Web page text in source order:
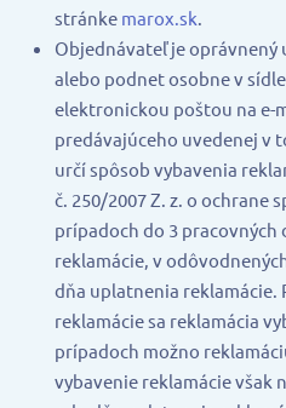
stránke marox.sk.
Objednávateľ je
alebo podnet osobne v
elektronickou poštou na e-
predávajúceho uvedenej v
určí spôsob vybavenia
č. 250/2007 Z. z. o ochrane
prípadoch do 3
reklamácie, v
dňa uplatnenia reklamácie.
reklamácie sa reklamácia
prípadoch možno
vybavenie reklamácie však